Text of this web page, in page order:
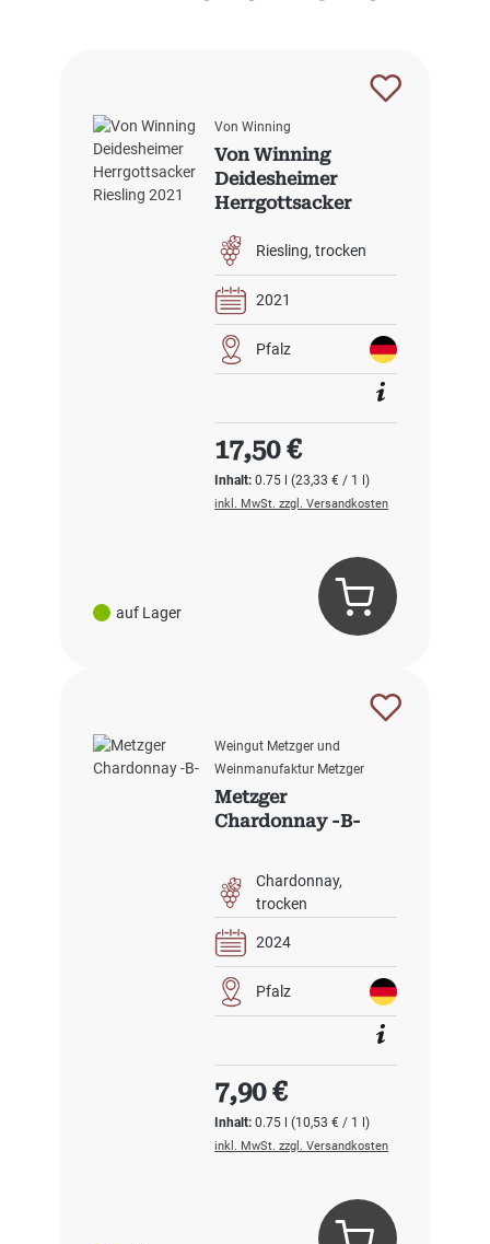
auf Lager
Von Winning
Von Winning
Deidesheimer
Herrgottsacker
Riesling trocken
2021
Pfalz
Inhalt:0.75 l(23,33 € / 1 l)
Regulärer Preis:
17,50 €
inkl. MwSt. zzgl. Versandkosten
Weingut Metzger und
Weinmanufaktur Metzger
Metzger
Chardonnay -B-
Chardonnay
trocken
2024
Pfalz
Inhalt:0.75 l(10,53 € / 1 l)
Regulärer Preis:
7,90 €
inkl. MwSt. zzgl. Versandkosten